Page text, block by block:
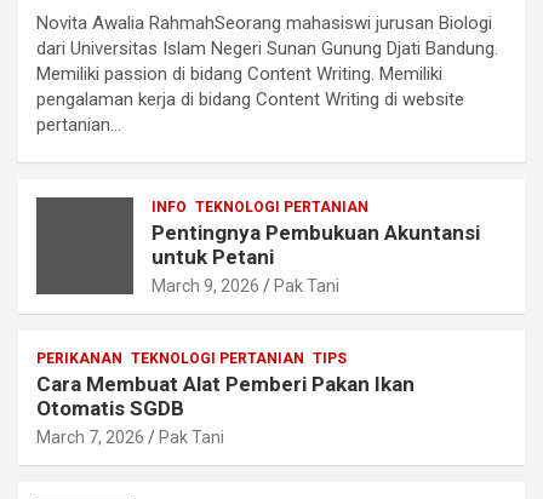
Novita Awalia RahmahSeorang mahasiswi jurusan Biologi
dari Universitas Islam Negeri Sunan Gunung Djati Bandung.
Memiliki passion di bidang Content Writing. Memiliki
pengalaman kerja di bidang Content Writing di website
pertanian…
INFO TEKNOLOGI PERTANIAN
Pentingnya Pembukuan Akuntansi
untuk Petani
March 9, 2026 Pak Tani
PERIKANAN TEKNOLOGI PERTANIAN TIPS
Cara Membuat Alat Pemberi Pakan Ikan
Otomatis SGDB
March 7, 2026 Pak Tani